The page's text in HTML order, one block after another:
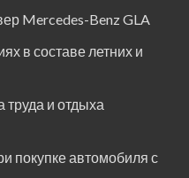
Mercedes-Benz GLA
в составе летних и
труда и отдыха
покупке автомобиля с